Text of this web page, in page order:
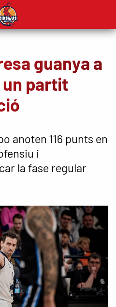
guanya a
un partit
anoten 116 punts en
i
la fase regular